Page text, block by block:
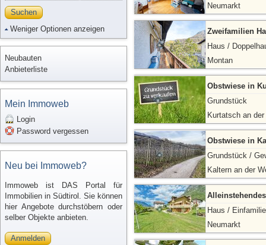
Suchen
Weniger Optionen anzeigen
Neubauten
Anbieterliste
Mein Immoweb
Login
Password vergessen
Neu bei Immoweb?
Immoweb ist DAS Portal für
Immobilien in Südtirol. Sie können
hier Angebote durchstöbern oder
selber Objekte anbieten.
Anmelden
Neumarkt
Zweifamilien
Haus /
Montan
Obstwiese in
Grundstück
Kurtatsch an
Obstwiese in
Grundstück /
Kaltern an der
Haus /
Neumarkt